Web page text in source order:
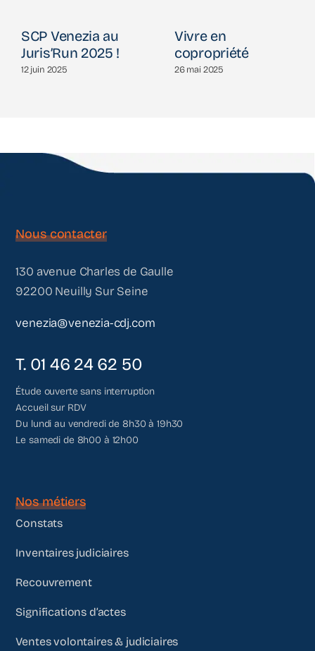
SCP Venezia au
Juris’Run 2025 !
12 juin 2025
Vivre en
copropriété
26 mai 2025
Nous contacter
130 avenue Charles de Gaulle
92200 Neuilly Sur Seine
venezia@venezia-cdj.com
T. 01 46 24 62 50
Étude ouverte sans interruption
Accueil sur RDV
Du lundi au vendredi de 8h30 à 19h30
Le samedi de 8h00 à 12h00
Nos métiers
Constats
Inventaires judiciaires
Recouvrement
Significations d’actes
Ventes volontaires & judiciaires